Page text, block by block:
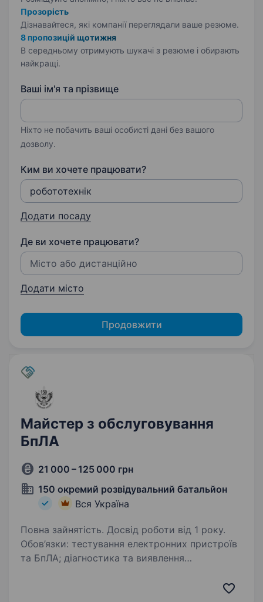
Прозорість
Дізнавайтеся, які компанії переглядали ваше резюме.
8 пропозицій щотижня
В середньому отримують шукачі з резюме і обирають
найкращі.
Ваші ім'я та прізвище
Ніхто не побачить ваші особисті дані без вашого
дозволу.
Ким ви хочете працювати?
Додати посаду
Де ви хочете працювати?
Додати місто
Продовжити
Майстер з обслуговування
БпЛА
21 000 – 125 000 грн
150 окремий розвідувальний батальйон
Вся Україна
Повна зайнятість. Досвід роботи від 1 року.
Обов’язки: тестування електронних пристроїв
та БпЛА; діагностика та виявлення